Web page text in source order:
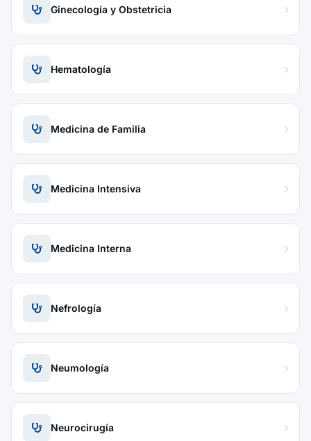
Ginecología y Obstetricia
Hematología
Medicina de Familia
Medicina Intensiva
Medicina Interna
Nefrología
Neumología
Neurocirugía